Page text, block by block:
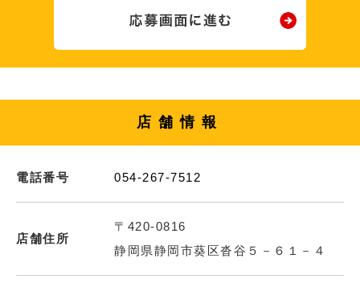
店舗情報
電話番号 054-267-7512
店舗住所
〒420-0816
静岡県静岡市葵区沓谷５－６１－４